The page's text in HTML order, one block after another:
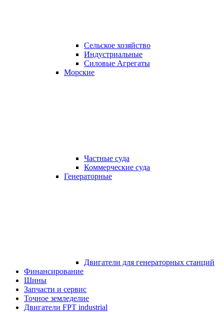
Сельское хозяйство
Индустриальные
Силовые Агрегаты
Морские
Частные суда
Коммерческие суда
Генераторные
Двигатели для генераторных станций
Финансирование
Шины
Запчасти и сервис
Точное земледелие
Двигатели FPT industrial